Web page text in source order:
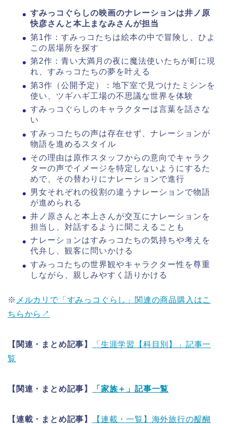
すみっコぐらしの映画のナレーションは井ノ原
快彦さんと本上まなみさんが担当
第1作：すみっコたちは絵本の中で冒険し、ひよ
この居場所を探す
第2作：青い大満月の夜に魔法使いたちが町に現
れ、すみっコたちの夢を叶える
第3作（公開予定）：地下室で見つけたミシンを
使い、ツギハギ工場の不思議な世界を体験
すみっコぐらしのキャラクターは言葉を話さな
い
すみっコたちの声は存在せず、ナレーションが
物語を進めるスタイル
その理由は原作スタッフからの意向でキャラク
ターの声でイメージを特定しないようにするた
めで、その替わりにナレーションで進行
男女それぞれの役割の違うナレーションで物語
が進められる
井ノ原さんと本上さんが交互にナレーションを
担当し、対話するように聞こえることも
ナレーションはすみっコたちの気持ちや考えを
代弁し、観客に問いかける
すみっコたちの世界観やキャラクター性を尊重
しながら、親しみやすく語りかける
※ メルカリで「すみっコぐらし」関連の商品購入はこ
ちらから↗
【関連・まとめ記事】
「生涯学習【科目別】」記事一
覧
【関連・まとめ記事】 「家族＋」記事一覧
【連載・まとめ記事】
【連載・一覧】海外旅行の醍醐